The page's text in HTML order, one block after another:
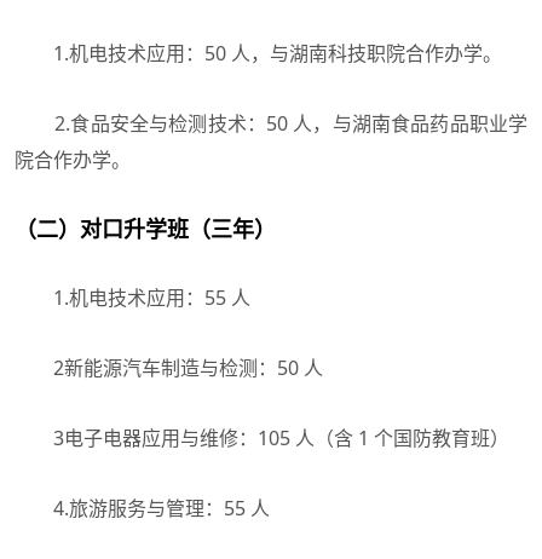
1.机电技术应用：50 人，与湖南科技职院合作办学。
2.食品安全与检测技术：50 人，与湖南食品药品职业学
院合作办学。
（二）对口升学班（三年）
1.机电技术应用：55 人
2新能源汽车制造与检测：50 人
3电子电器应用与维修：105 人（含 1 个国防教育班）
4.旅游服务与管理：55 人